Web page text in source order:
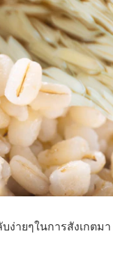
ง่ายๆในการสังเกตมา